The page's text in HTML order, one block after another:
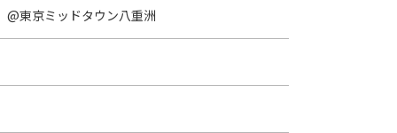
@東京ミッドタウン八重洲